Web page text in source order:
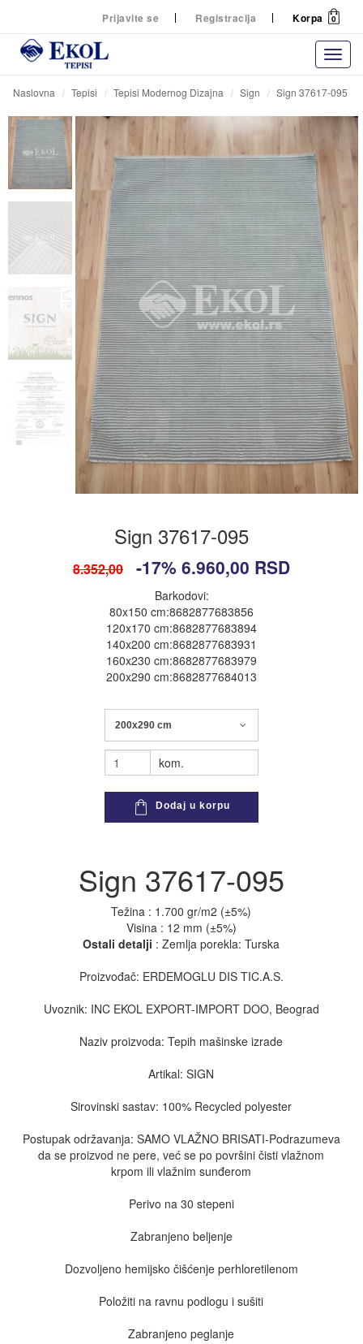
Prijavite se Registracija Korpa 0
Naslovna Tepisi Tepisi Modernog Dizajna Sign Sign 37617-095
Sign 37617-095
8.352,00 -17% 6.960,00 RSD
Barkodovi:
80x150 cm:8682877683856
120x170 cm:8682877683894
140x200 cm:8682877683931
160x230 cm:8682877683979
200x290 cm:8682877684013
200x290 cm
kom.
Dodaj u korpu
Sign 37617-095
Težina : 1.700 gr/m2 (±5%)
Visina : 12 mm (±5%)
Ostali detalji : Zemlja porekla: Turska
Proizvođač: ERDEMOGLU DIS TIC.A.S.
Uvoznik: INC EKOL EXPORT-IMPORT DOO, Beograd
Naziv proizvoda: Tepih mašinske izrade
Artikal: SIGN
Sirovinski sastav: 100% Recycled polyester
Postupak održavanja: SAMO VLAŽNO BRISATI-Podrazumeva
da se proizvod ne pere, već se po površini čisti vlažnom
krpom ili vlažnim sunđerom
Perivo na 30 stepeni
Zabranjeno beljenje
Dozvoljeno hemijsko čišćenje perhloretilenom
Položiti na ravnu podlogu i sušiti
Zabranjeno peglanje